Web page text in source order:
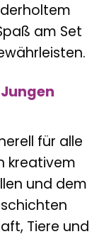
am Set
für alle
kreativem
und dem
Tiere und